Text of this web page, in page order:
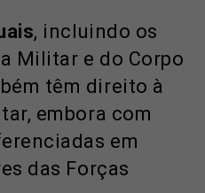
, incluindo os
Militar e do Corpo
têm direito à
embora com
em
das Forças